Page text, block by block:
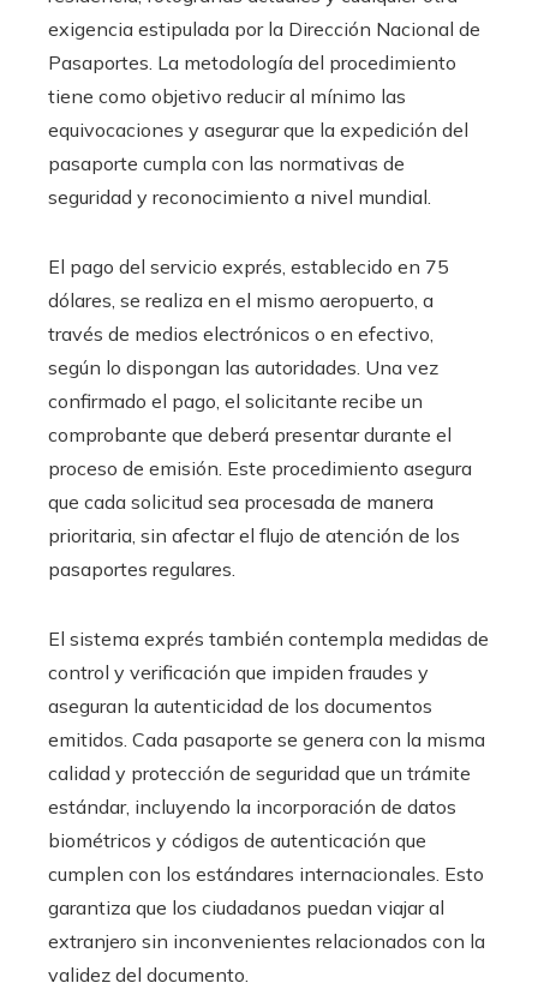
exigencia estipulada por la Dirección Nacional de
Pasaportes. La metodología del procedimiento
tiene como objetivo reducir al mínimo las
equivocaciones y asegurar que la expedición del
pasaporte cumpla con las normativas de
seguridad y reconocimiento a nivel mundial.
El pago del servicio exprés, establecido en 75
dólares, se realiza en el mismo aeropuerto, a
través de medios electrónicos o en efectivo,
según lo dispongan las autoridades. Una vez
confirmado el pago, el solicitante recibe un
comprobante que deberá presentar durante el
proceso de emisión. Este procedimiento asegura
que cada solicitud sea procesada de manera
prioritaria, sin afectar el flujo de atención de los
pasaportes regulares.
El sistema exprés también contempla medidas de
control y verificación que impiden fraudes y
aseguran la autenticidad de los documentos
emitidos. Cada pasaporte se genera con la misma
calidad y protección de seguridad que un trámite
estándar, incluyendo la incorporación de datos
biométricos y códigos de autenticación que
cumplen con los estándares internacionales. Esto
garantiza que los ciudadanos puedan viajar al
extranjero sin inconvenientes relacionados con la
validez del documento.